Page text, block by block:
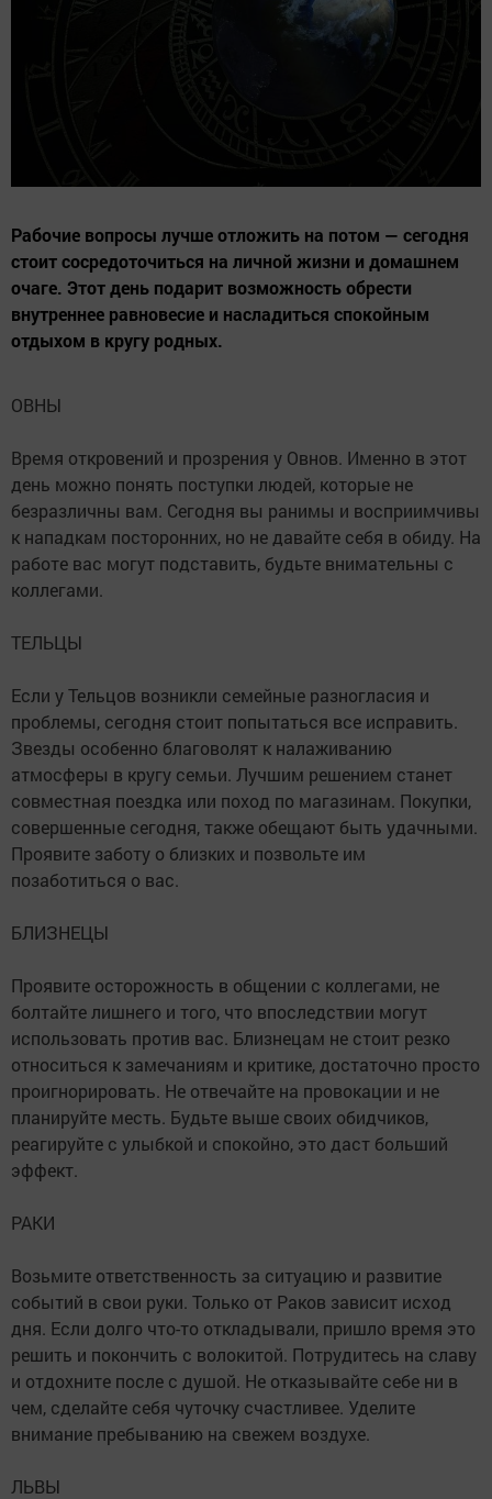
Рабочие вопросы лучше отложить на потом — сегодня
стоит сосредоточиться на личной жизни и домашнем
очаге. Этот день подарит возможность обрести
внутреннее равновесие и насладиться спокойным
отдыхом в кругу родных.
ОВНЫ
Время откровений и прозрения у Овнов. Именно в этот
день можно понять поступки людей, которые не
безразличны вам. Сегодня вы ранимы и восприимчивы
к нападкам посторонних, но не давайте себя в обиду. На
работе вас могут подставить, будьте внимательны с
коллегами.
ТЕЛЬЦЫ
Если у Тельцов возникли семейные разногласия и
проблемы, сегодня стоит попытаться все исправить.
Звезды особенно благоволят к налаживанию
атмосферы в кругу семьи. Лучшим решением станет
совместная поездка или поход по магазинам. Покупки,
совершенные сегодня, также обещают быть удачными.
Проявите заботу о близких и позвольте им
позаботиться о вас.
БЛИЗНЕЦЫ
Проявите осторожность в общении с коллегами, не
болтайте лишнего и того, что впоследствии могут
использовать против вас. Близнецам не стоит резко
относиться к замечаниям и критике, достаточно просто
проигнорировать. Не отвечайте на провокации и не
планируйте месть. Будьте выше своих обидчиков,
реагируйте с улыбкой и спокойно, это даст больший
эффект.
РАКИ
Возьмите ответственность за ситуацию и развитие
событий в свои руки. Только от Раков зависит исход
дня. Если долго что-то откладывали, пришло время это
решить и покончить с волокитой. Потрудитесь на славу
и отдохните после с душой. Не отказывайте себе ни в
чем, сделайте себя чуточку счастливее. Уделите
внимание пребыванию на свежем воздухе.
ЛЬВЫ